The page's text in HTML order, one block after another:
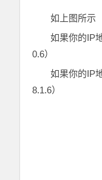
如上图所示
如果你的IP
0.6）
如果你的IP
8.1.6）